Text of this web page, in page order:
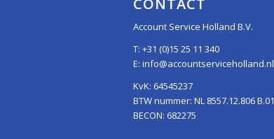
CONTACT
Account Service Holland B.V.
T: +31 (0)15 25 11 340
E: info@accountserviceholland.nl
KvK: 64545237
BTW nummer: NL 8557.12.806 B.01
BECON: 682275